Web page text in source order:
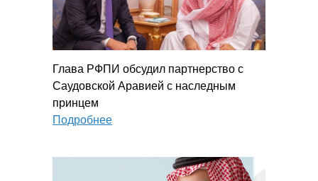
Глава РФПИ обсудил партнерство с
Саудовской Аравией с наследным
принцем
Подробнее